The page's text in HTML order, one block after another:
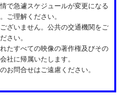
で急遽スケジュールが変更になる
ご理解ください。
ざいません。公共の交通機関をご
さい。
たすべての映像の著作権及びその
社に帰属いたします。
お問合せはご遠慮ください。